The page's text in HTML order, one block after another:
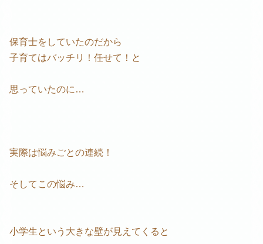
保育士をしていたのだから
子育てはバッチリ！任せて！と
思っていたのに…
実際は悩みごとの連続！
そしてこの悩み…
小学生という大きな壁が見えてくると